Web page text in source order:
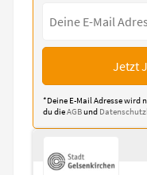
Jetzt
*Deine E-Mail Adresse wird
du dieAGBund